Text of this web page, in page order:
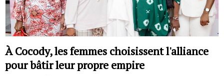
À Cocody, les femmes choisissent l'alliance
pour bâtir leur propre empire